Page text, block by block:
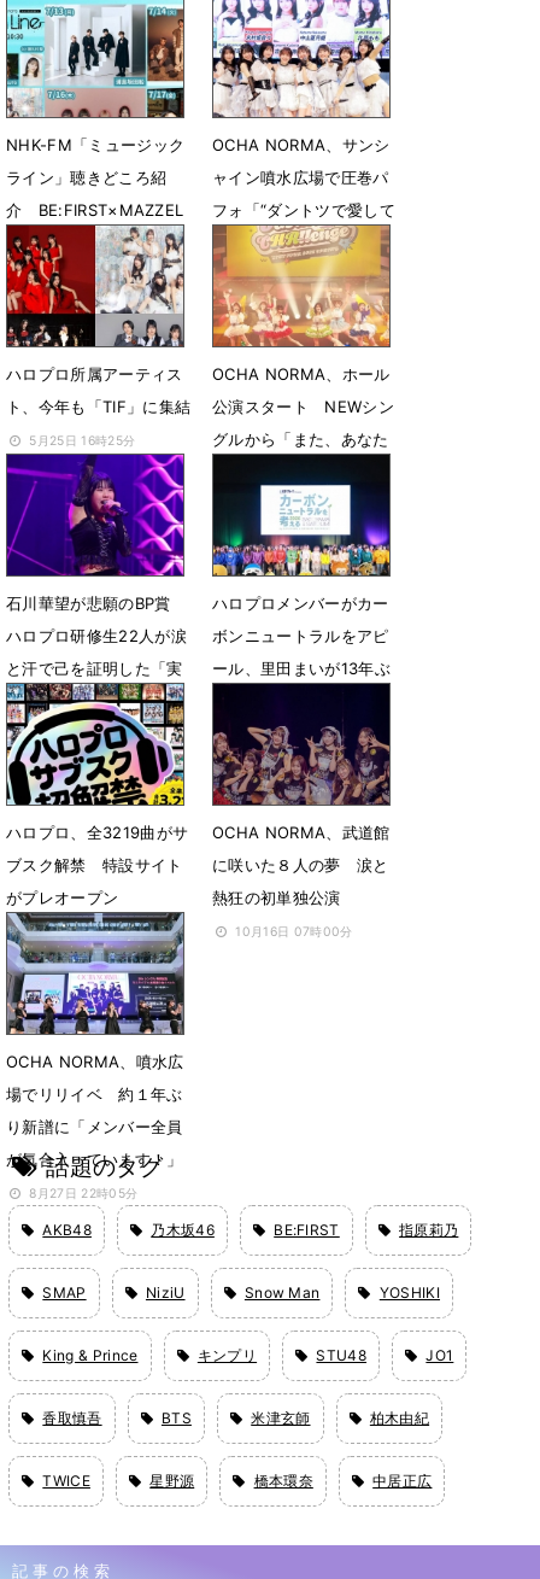
NHK-FM「ミュージック
ライン」聴きどころ紹
介 BE:FIRST×MAZZEL
対談が実現
7月12日 22時20分
OCHA NORMA、サンシ
ャイン噴水広場で圧巻パ
フォ「“ダントツで愛して
旋風”を巻き起こした
い！」
7月8日 23時43分
ハロプロ所属アーティス
ト、今年も「TIF」に集結
5月25日 16時25分
OCHA NORMA、ホール
公演スタート NEWシン
グルから「また、あなた
5月16日 19時03分
石川華望が悲願のBP賞
ハロプロ研修生22人が涙
と汗で己を証明した「実
力診断テスト」
5月11日 19時03分
ハロプロメンバーがカー
ボンニュートラルをアピ
ール、里田まいが13年ぶ
3月21日 15時45分
ハロプロ、全3219曲がサ
ブスク解禁 特設サイト
がプレオープン
2月9日 18時11分
OCHA NORMA、武道館
に咲いた８人の夢 涙と
熱狂の初単独公演
10月16日 07時00分
OCHA NORMA、噴水広
場でリリイベ 約１年ぶ
り新譜に「メンバー全員
が気合入っています！」
8月27日 22時05分
話題のタグ
AKB48 乃木坂46 BE:FIRST 指原莉乃
SMAP NiziU Snow Man YOSHIKI
King & Prince キンプリ STU48 JO1
香取慎吾 BTS 米津玄師 柏木由紀
TWICE 星野源 橋本環奈 中居正広
記事の検索